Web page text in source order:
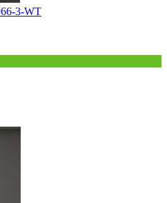
3-WT